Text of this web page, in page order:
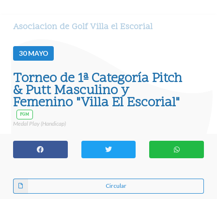
Asociacion de Golf Villa el Escorial
30MAYO
Torneo de 1ª Categoría Pitch
& Putt Masculino y
Femenino "Villa El Escorial"
FGM
Medal Play (Handicap)
Circular